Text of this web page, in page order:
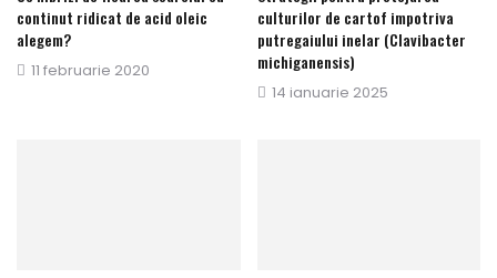
continut ridicat de acid oleic
alegem?
Publicat
11 februarie 2020
culturilor de cartof impotriva
putregaiului inelar (Clavibacter
michiganensis)
Publicat
14 ianuarie 2025